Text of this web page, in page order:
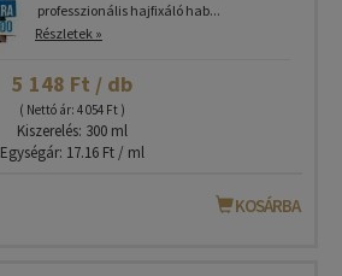
professzionális hajfixáló hab...
Részletek »
5 148 Ft / db
( Nettó ár: 4 054 Ft )
Kiszerelés: 300 ml
Egységár: 17.16 Ft / ml
KOSÁRBA